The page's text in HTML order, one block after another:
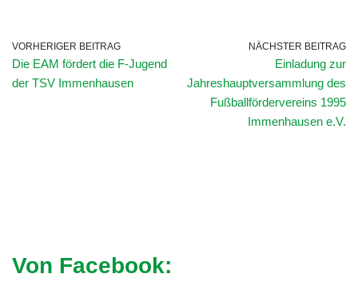
VORHERIGER BEITRAG
Die EAM fördert die F-Jugend
der TSV Immenhausen
NÄCHSTER BEITRAG
Einladung zur
Jahreshauptversammlung des
Fußballfördervereins 1995
Immenhausen e.V.
Von Facebook: